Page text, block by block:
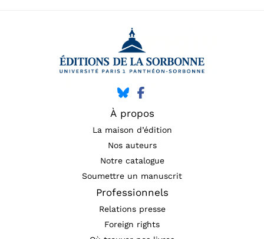
À propos
La maison d’édition
Nos auteurs
Notre catalogue
Soumettre un manuscrit
Professionnels
Relations presse
Foreign rights